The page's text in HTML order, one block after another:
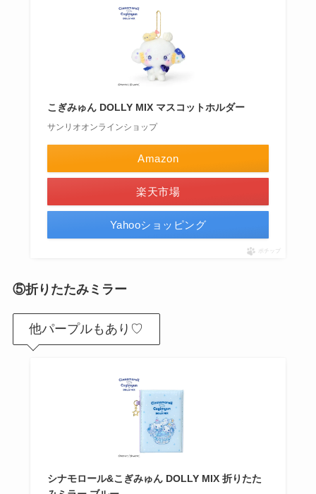
こぎみゅん DOLLY MIX マスコットホルダー
サンリオオンラインショップ
Amazon
楽天市場
Yahooショッピング
ポチップ
⑤折りたたみミラー
他パープルもあり♡
シナモロール&こぎみゅん DOLLY MIX 折りたた